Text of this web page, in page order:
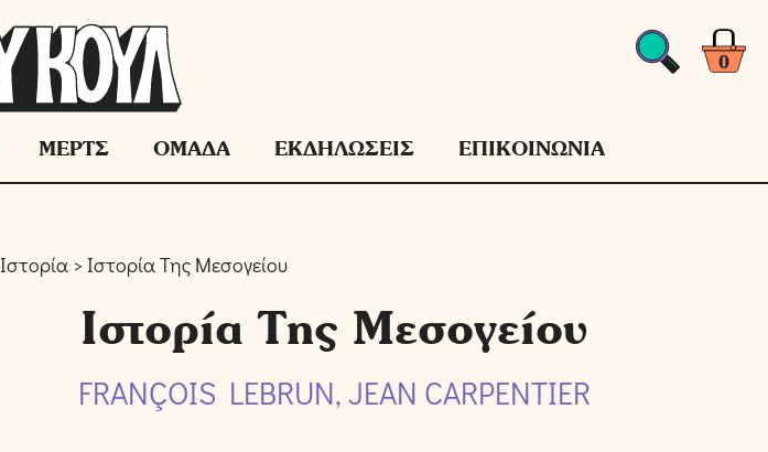
0
ΜΕΡΤΣ ΟΜΑΔΑ ΕΚΔΗΛΩΣΕΙΣ ΕΠΙΚΟΙΝΩΝΙΑ
Ιστορία> Ιστορία Της Μεσογείου
Ιστορία Της Μεσογείου
FRANÇOIS LEBRUN, JEAN CARPENTIER